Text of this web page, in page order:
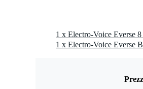
1 x Electro-Voice Everse